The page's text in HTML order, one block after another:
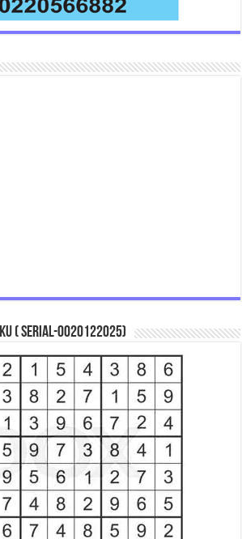
( Serial-0020122025)